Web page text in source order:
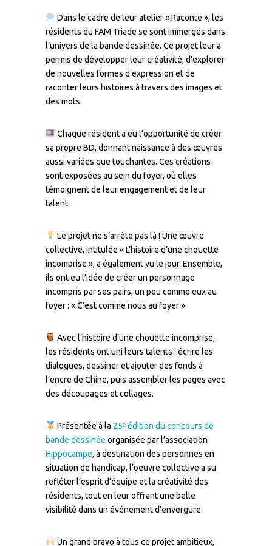
Dans le cadre de leur atelier « Raconte », les
résidents du FAM Triade se sont immergés dans
l’univers de la bande dessinée. Ce projet leur a
permis de développer leur créativité, d’explorer
de nouvelles formes d’expression et de
raconter leurs histoires à travers des images et
des mots.
Chaque résident a eu l’opportunité de créer
sa propre BD, donnant naissance à des œuvres
aussi variées que touchantes. Ces créations
sont exposées au sein du foyer, où elles
témoignent de leur engagement et de leur
talent.
Le projet ne s’arrête pas là ! Une œuvre
collective, intitulée « L’histoire d’une chouette
incomprise », a également vu le jour. Ensemble,
ils ont eu l’idée de créer un personnage
incompris par ses pairs, un peu comme eux au
foyer : « C’est comme nous au foyer ».
Avec l’histoire d’une chouette incomprise,
les résidents ont uni leurs talents : écrire les
dialogues, dessiner et ajouter des fonds à
l’encre de Chine, puis assembler les pages avec
des découpages et collages.
Présentée à la 25ᵉ édition du concours de
bande dessinée organisée par l’association
Hippocampe, à destination des personnes en
situation de handicap, l’oeuvre collective a su
refléter l’esprit d’équipe et la créativité des
résidents, tout en leur offrant une belle
visibilité dans un événement d’envergure.
Un grand bravo à tous ce projet ambitieux,